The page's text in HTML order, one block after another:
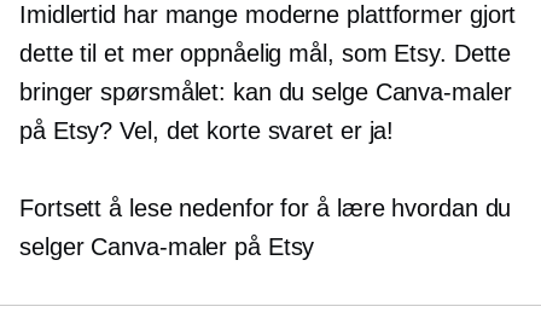
Imidlertid har mange moderne plattformer gjort
dette til et mer oppnåelig mål, som Etsy. Dette
bringer spørsmålet: kan du selge Canva-maler
på Etsy? Vel, det korte svaret er ja!
Fortsett å lese nedenfor for å lære hvordan du
selger Canva-maler på Etsy